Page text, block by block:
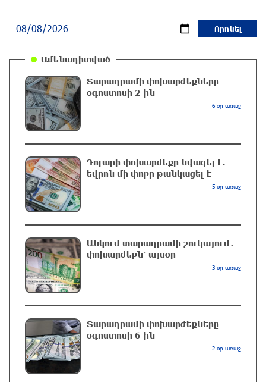
Իրանը պատրաստ է բացել Հորմուզի նեղուցը,
պայմանները
Երևանում անցկացվել է հաշմանդամություն
ունեցող անձանց միջազգային մարզական
փառատոն
մեկ ժամ առաջ
Դմիտրի Մեդվեդև. Արևմուտքի
քաղաքականությունը Հայաստանի
նկատմամբ կրկնում է վրացական սցենարը
Եղանակը առաջիկա 5 օրերին
Ռուսաստանի հետ սահմանը
Խաղաղությունն անհնար է առանց ՀՀ
Ամենադիտված
Տարադրամի փոխարժեքները
օգոստոսի 2-ին
6 օր առաջ
Դոլարի փոխարժեքը նվազել է.
եվրոն մի փոքր թանկացել է
5 օր առաջ
Անկում տարադրամի շուկայում․
փոխարժեքն՝ այսօր
3 օր առաջ
Տարադրամի փոխարժեքները
օգոստոսի 6-ին
2 օր առաջ